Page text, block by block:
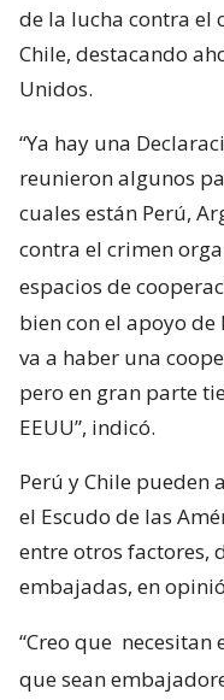
de la lucha contra el
Chile, destacando
Unidos.
“Ya hay una
reunieron algunos
cuales están Perú,
contra el crimen
espacios de
bien con el apoyo de
va a haber una
pero en gran parte
EEUU”, indicó.
Perú y Chile pueden
el Escudo de las
entre otros factores,
embajadas, en
“Creo que necesitan
que sean